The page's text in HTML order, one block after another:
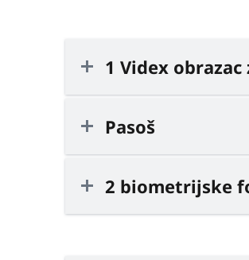
1 Videx
Pasoš
2 biometrijske